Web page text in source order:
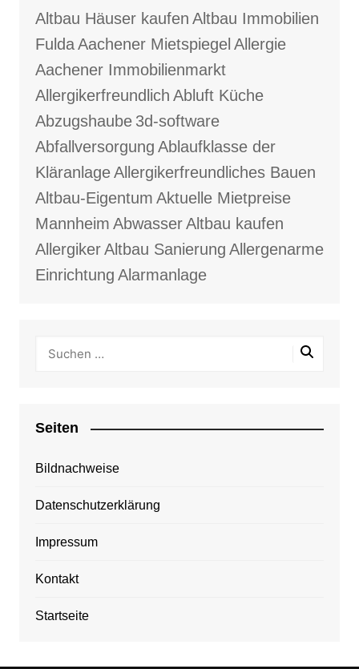
Altbau Häuser kaufen Altbau Immobilien
FuldaAachener Mietspiegel Allergie
Aachener Immobilienmarkt
Allergikerfreundlich Abluft Küche
Abzugshaube 3d-software
Abfallversorgung Ablaufklasse der
KläranlageAllergikerfreundliches Bauen
Altbau-Eigentum Aktuelle Mietpreise
Mannheim AbwasserAltbau kaufen
AllergikerAltbau Sanierung Allergenarme
Einrichtung Alarmanlage
Seiten
Bildnachweise
Datenschutzerklärung
Impressum
Kontakt
Startseite